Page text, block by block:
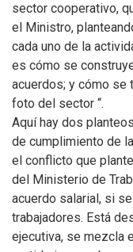
sector cooperativo,
el Ministro,
cada uno de la
es cómo se
acuerdos; y cómo se
foto del sector “.
Aquí hay dos
de cumplimiento de
el conflicto que
del Ministerio de
acuerdo salarial, si
trabajadores. Está
ejecutiva, se mezcla